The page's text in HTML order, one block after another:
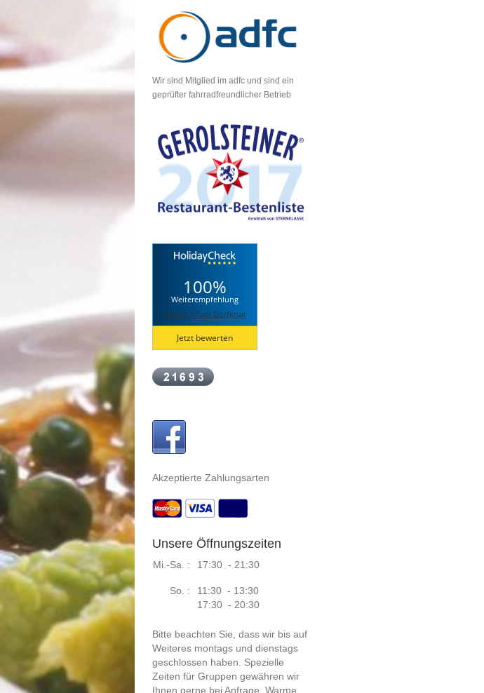
Wir sind Mitglied im adfc und sind ein
geprüfter fahrradfreundlicher Betrieb
100%
Weiterempfehlung
Gasthof Zum Dorfkrug
Jetzt bewerten
Akzeptierte Zahlungsarten
Unsere Öffnungszeiten
Mi.-Sa. : 17:30 - 21:30
So. :
11:30 - 13:30
17:30 - 20:30
Bitte beachten Sie, dass wir bis auf
Weiteres montags und dienstags
geschlossen haben. Spezielle
Zeiten für Gruppen gewähren wir
Ihnen gerne bei Anfrage. Warme